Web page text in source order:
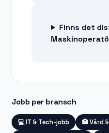
Finns det
Jobb per bransch
💻IT & Tech-jobb 🏥Vård